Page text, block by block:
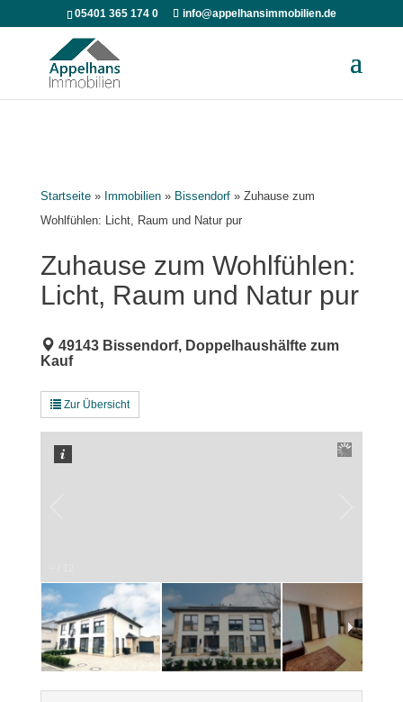
05401 365 174 0 info@appelhansimmobilien.de
Startseite» Immobilien» Bissendorf» Zuhause zum
Wohlfühlen: Licht, Raum und Natur pur
Zuhause zum Wohlfühlen:
Licht, Raum und Natur pur
49143 Bissendorf, Doppelhaushälfte zum
Kauf
Zur Übersicht